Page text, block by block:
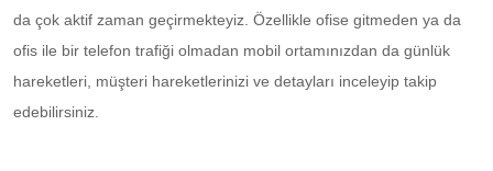
da çok aktif zaman geçirmekteyiz. Özellikle ofise gitmeden ya da
ofis ile bir telefon trafiği olmadan mobil ortamınızdan da günlük
hareketleri, müşteri hareketlerinizi ve detayları inceleyip takip
edebilirsiniz.